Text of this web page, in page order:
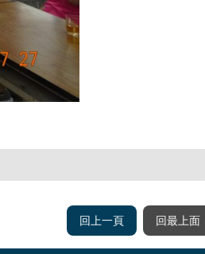
回上一頁 回最上面